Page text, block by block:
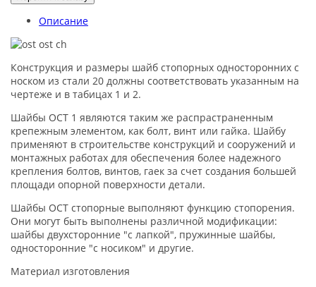
Описание
Конструкция и размеры шайб стопорных односторонних с
носком из стали 20 должны соответствовать указанным на
чертеже и в табицах 1 и 2.
Шайбы ОСТ 1 являются таким же распрастраненным
крепежным элементом, как болт, винт или гайка. Шайбу
применяют в строительстве конструкций и сооружений и
монтажных работах для обеспечения более надежного
крепления болтов, винтов, гаек за счет создания большей
площади опорной поверхности детали.
Шайбы ОСТ стопорные выполняют функцию стопорения.
Они могут быть выполнены различной модификации:
шайбы двухсторонние "с лапкой", пружинные шайбы,
односторонние "с носиком" и другие.
Материал изготовления